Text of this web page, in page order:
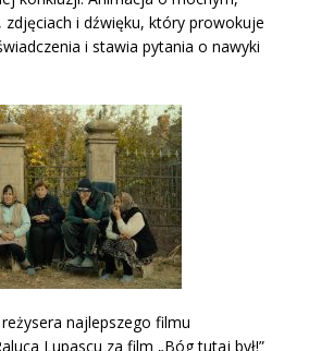
zdjęciach i dźwięku, który prowokuje
i stawia pytania o nawyki
reżysera najlepszego filmu
Lupascu za film „Bóg tutaj był!”